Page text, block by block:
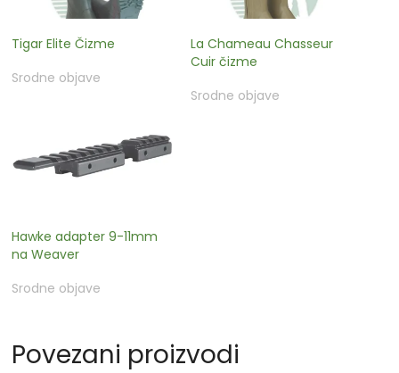
Tigar Elite Čizme
Srodne objave
La Chameau Chasseur
Cuir čizme
Srodne objave
Hawke adapter 9-11mm
na Weaver
Srodne objave
Povezani proizvodi